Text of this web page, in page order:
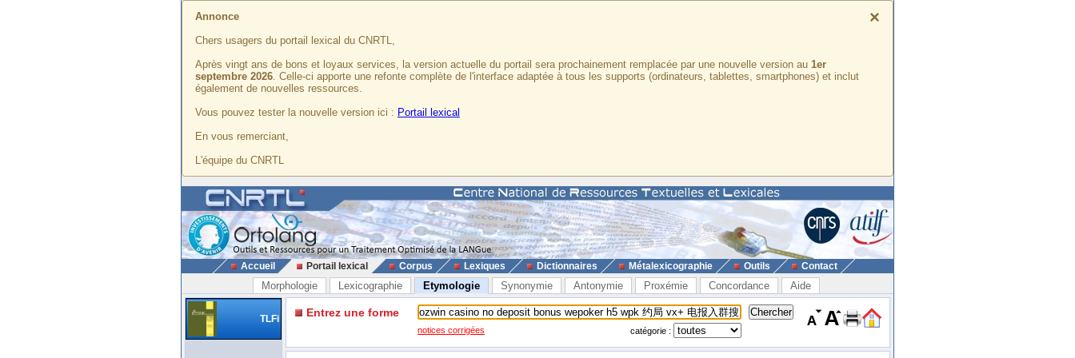
×
Annonce
Chers usagers du portail lexical du CNRTL,
Après vingt ans de bons et loyaux services, la version actuelle du portail sera prochainement remplacée par une nouvelle version au 1er
septembre 2026. Celle-ci apporte une refonte complète de l'interface adaptée à tous les supports (ordinateurs, tablettes, smartphones) et inclut
également de nouvelles ressources.
Vous pouvez tester la nouvelle version ici : Portail lexical
En vous remerciant,
L'équipe du CNRTL
Accueil Portail lexical Corpus Lexiques Dictionnaires Métalexicographie Outils Contact
Morphologie Lexicographie Etymologie Synonymie Antonymie Proxémie Concordance Aide
TLFi Entrez une forme
notices corrigées catégorie :